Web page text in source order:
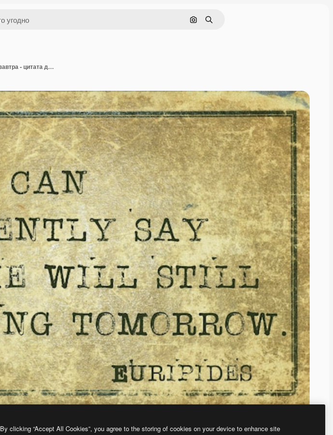
Поиск по изображению
Поиск
Никто не может с уверенностью сказать, что будет жить завтра - цитата древнегреческого философа Еврипида, напечатанная на винтажном картоне в стиле гранж
By clicking “Accept All Cookies”, you agree to the storing of cookies on your device to enhance site